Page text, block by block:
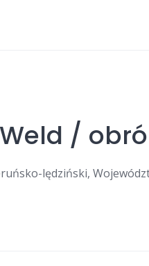
/
lędziński,